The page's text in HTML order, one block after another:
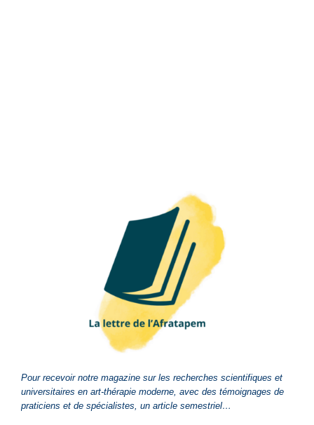
Pour recevoir notre magazine sur les recherches scientifiques et
universitaires en art-thérapie moderne, avec des témoignages de
praticiens et de spécialistes, un article semestriel…